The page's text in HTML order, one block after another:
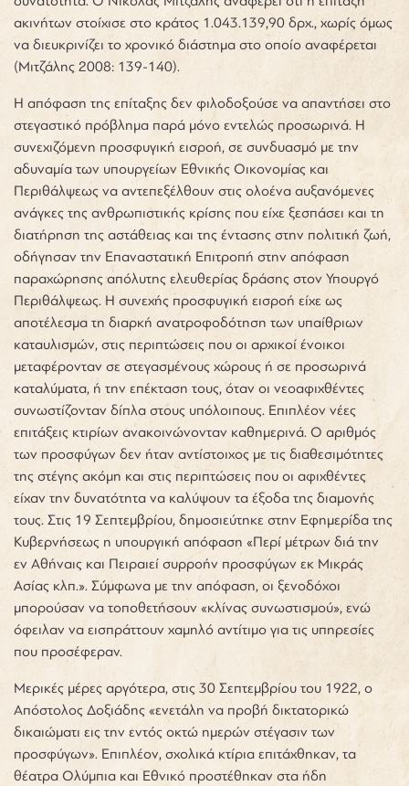
ακινήτων στοίχισε στο κράτος 1.043.139,90 δρχ., χωρίς όμως
να διευκρινίζει το χρονικό διάστημα στο οποίο αναφέρεται
(Μιτζάλης 2008: 139-140).
Η απόφαση της επίταξης δεν φιλοδοξούσε να απαντήσει στο
στεγαστικό πρόβλημα παρά μόνο εντελώς προσωρινά. Η
συνεχιζόμενη προσφυγική εισροή, σε συνδυασμό με την
αδυναμία των υπουργείων Εθνικής Οικονομίας και
Περιθάλψεως να αντεπεξέλθουν στις ολοένα αυξανόμενες
ανάγκες της ανθρωπιστικής κρίσης που είχε ξεσπάσει και τη
διατήρηση της αστάθειας και της έντασης στην πολιτική ζωή,
οδήγησαν την Επαναστατική Επιτροπή στην απόφαση
παραχώρησης απόλυτης ελευθερίας δράσης στον Υπουργό
Περιθάλψεως. Η συνεχής προσφυγική εισροή είχε ως
αποτέλεσμα τη διαρκή ανατροφοδότηση των υπαίθριων
καταυλισμών, στις περιπτώσεις που οι αρχικοί ένοικοι
μεταφέρονταν σε στεγασμένους χώρους ή σε προσωρινά
καταλύματα, ή την επέκταση τους, όταν οι νεοαφιχθέντες
συνωστίζονταν δίπλα στους υπόλοιπους. Επιπλέον νέες
επιτάξεις κτιρίων ανακοινώνονταν καθημερινά. Ο αριθμός
των προσφύγων δεν ήταν αντίστοιχος με τις διαθεσιμότητες
της στέγης ακόμη και στις περιπτώσεις που οι αφιχθέντες
είχαν την δυνατότητα να καλύψουν τα έξοδα της διαμονής
τους. Στις 19 Σεπτεμβρίου, δημοσιεύτηκε στην Εφημερίδα της
Κυβερνήσεως η υπουργική απόφαση «Περί μέτρων διά την
εν Αθήναις και Πειραιεί συρροήν προσφύγων εκ Μικράς
Ασίας κλπ.». Σύμφωνα με την απόφαση, οι ξενοδόχοι
μπορούσαν να τοποθετήσουν «κλίνας συνωστισμού», ενώ
όφειλαν να εισπράττουν χαμηλό αντίτιμο για τις υπηρεσίες
που προσέφεραν.
Μερικές μέρες αργότερα, στις 30 Σεπτεμβρίου του 1922, ο
Απόστολος Δοξιάδης «ενετάλη να προβή δικτατορικώ
δικαιώματι εις την εντός οκτώ ημερών στέγασιν των
προσφύγων». Επιπλέον, σχολικά κτίρια επιτάχθηκαν, τα
θέατρα Ολύμπια και Εθνικό προστέθηκαν στα ήδη